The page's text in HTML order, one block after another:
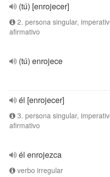
(tú) [enrojecer]
2. persona singular,
afirmativo
(tú) enrojece
él [enrojecer]
3. persona singular,
afirmativo
él enrojezca
verbo irregular